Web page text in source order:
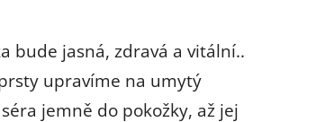
bude jasná, zdravá a vitální..
upravíme na umytý
jemně do pokožky, až jej